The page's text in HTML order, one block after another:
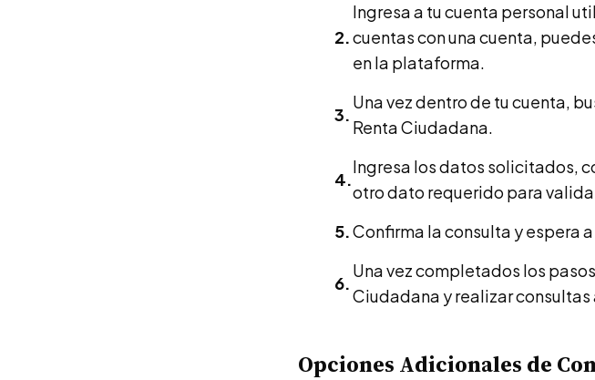
Ingresa a tu cuenta personal
cuentas con una cuenta,
en la plataforma.
Una vez dentro de tu cuenta,
Renta Ciudadana.
Ingresa los datos solicitados,
otro dato requerido para
Confirma la consulta y espera
Una vez completados los
Ciudadana y realizar
Opciones Adicionales de